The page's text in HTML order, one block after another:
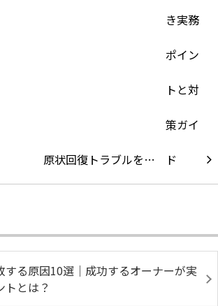
原状回復トラブルを…
する原因10選｜成功するオーナーが実
とは？